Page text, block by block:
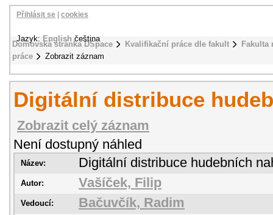
Domovská stránka DSpace Kvalifikační práce dle fakult
práce
Zobrazit záznam
Přihlásit se cookies
Jazyk: English čeština
Digitální distribuce
Zobrazit celý záznam
Není dostupný náhled
Název: Digitální distribuce hudebních
Autor: Vašíček, Filip
Vedoucí: Bačuvčík, Radim